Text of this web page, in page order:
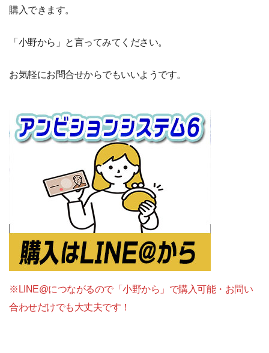
購入できます。
「小野から」と言ってみてください。
お気軽にお問合せからでもいいようです。
※LINE@につながるので「小野から」で購入可能・お問い
合わせだけでも大丈夫です！